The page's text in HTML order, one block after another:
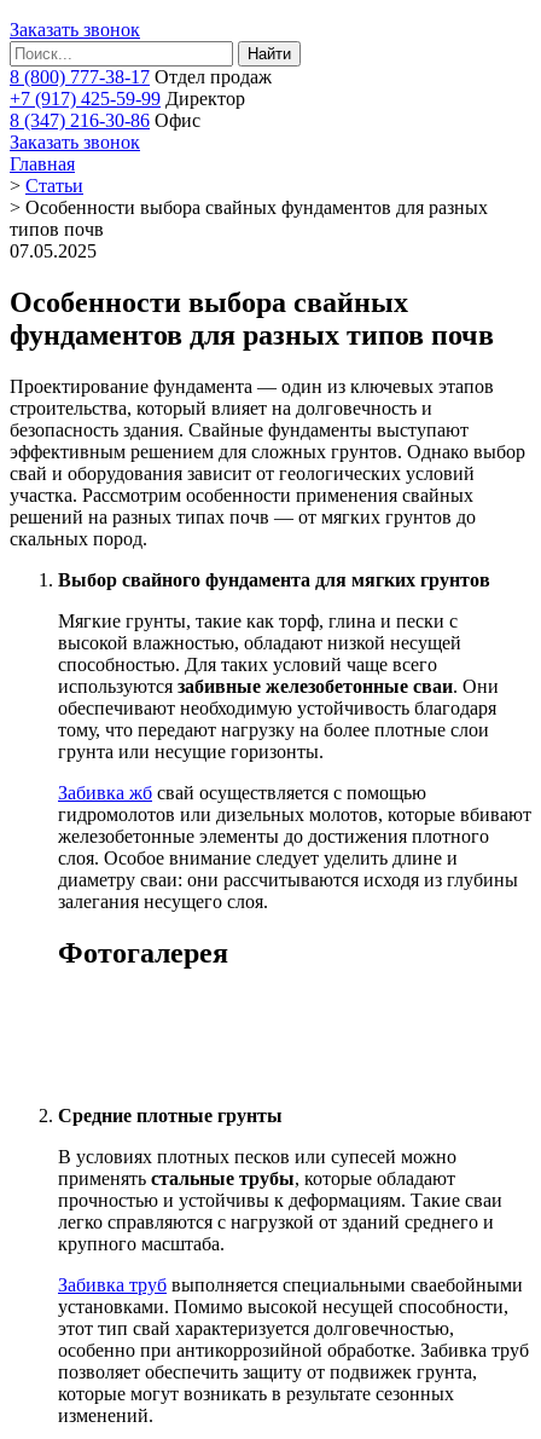
Заказать звонок
Найти
8 (800) 777-38-17 Отдел продаж
+7 (917) 425-59-99 Директор
8 (347) 216-30-86 Офис
Заказать звонок
Главная
> Статьи
> Особенности выбора свайных фундаментов для разных
типов почв
07.05.2025
Особенности выбора свайных
фундаментов для разных типов почв
Проектирование фундамента — один из ключевых этапов
строительства, который влияет на долговечность и
безопасность здания. Свайные фундаменты выступают
эффективным решением для сложных грунтов. Однако выбор
свай и оборудования зависит от геологических условий
участка. Рассмотрим особенности применения свайных
решений на разных типах почв — от мягких грунтов до
скальных пород.
Выбор свайного фундамента для мягких грунтов
Мягкие грунты, такие как торф, глина и пески с
высокой влажностью, обладают низкой несущей
способностью. Для таких условий чаще всего
используются забивные железобетонные сваи. Они
обеспечивают необходимую устойчивость благодаря
тому, что передают нагрузку на более плотные слои
грунта или несущие горизонты.
Забивка жб свай осуществляется с помощью
гидромолотов или дизельных молотов, которые вбивают
железобетонные элементы до достижения плотного
слоя. Особое внимание следует уделить длине и
диаметру сваи: они рассчитываются исходя из глубины
залегания несущего слоя.
Фотогалерея
Средние плотные грунты
В условиях плотных песков или супесей можно
применять стальные трубы, которые обладают
прочностью и устойчивы к деформациям. Такие сваи
легко справляются с нагрузкой от зданий среднего и
крупного масштаба.
Забивка труб выполняется специальными сваебойными
установками. Помимо высокой несущей способности,
этот тип свай характеризуется долговечностью,
особенно при антикоррозийной обработке. Забивка труб
позволяет обеспечить защиту от подвижек грунта,
которые могут возникать в результате сезонных
изменений.